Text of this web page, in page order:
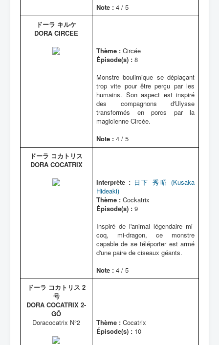
Note : 4 / 5
ドーラ キルケ
DORA CIRCEE
Thème : Circée
Épisode(s) : 8
Monstre boulimique se déplaçant
trop vite pour être perçu par les
humains. Son aspect est inspiré
des compagnons d'Ulysse
transformés en porcs par la
magicienne Circée.
Note : 4 / 5
ドーラ コカトリス
DORA COCATRIX
Interprète : 日下 秀昭 (Kusaka
Hideaki)
Thème : Cockatrix
Épisode(s) : 9
Inspiré de l'animal légendaire mi-
coq, mi-dragon, ce monstre
capable de se téléporter est armé
d'une paire de ciseaux géants.
Note : 4 / 5
ドーラ コカトリス 2
号
DORA COCATRIX 2-
GÔ
Doracocatrix N°2
Thème : Cocatrix
Épisode(s) : 10